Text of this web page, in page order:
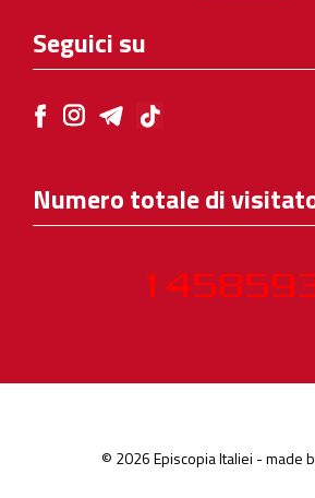
Seguici su
Numero totale di
© 2026 Episcopia Italiei - made